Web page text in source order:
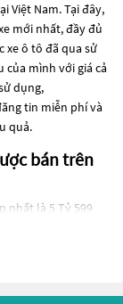
Việt Nam. Tại đây,
mới nhất, đầy đủ
xe ô tô đã qua sử
mình với giá cả
dụng,
tin miễn phí và
quả.
bán trên
nhất là 5 Tỷ 599
1 Tỷ 999 Triệu